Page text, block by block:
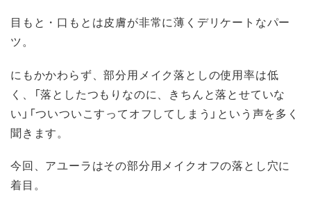
目もと・口もとは皮膚が非常に薄くデリケートなパー
ツ。
にもかかわらず、部分用メイク落としの使用率は低
く、「落としたつもりなのに、きちんと落とせていな
い」「ついついこすってオフしてしまう」という声を多く
聞きます。
今回、アユーラはその部分用メイクオフの落とし穴に
着目。